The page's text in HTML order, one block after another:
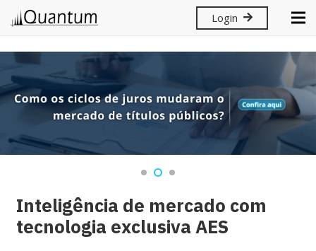
Login
Inteligência de mercado com
tecnologia exclusiva AES